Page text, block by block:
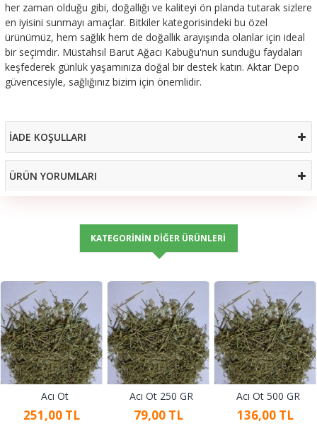
her zaman olduğu gibi, doğallığı ve kaliteyi ön planda tutarak sizlere
en iyisini sunmayı amaçlar. Bitkiler kategorisindeki bu özel
ürünümüz, hem sağlık hem de doğallık arayışında olanlar için ideal
bir seçimdir. Müstahsıl Barut Ağacı Kabuğu'nun sunduğu faydaları
keşfederek günlük yaşamınıza doğal bir destek katın. Aktar Depo
güvencesiyle, sağlığınız bizim için önemlidir.
İADE KOŞULLARI
ÜRÜN YORUMLARI
KATEGORININ DIĞER ÜRÜNLERI
Acı Ot
251,00 TL
Acı Ot 250 GR
79,00 TL
Acı Ot 500 GR
136,00 TL